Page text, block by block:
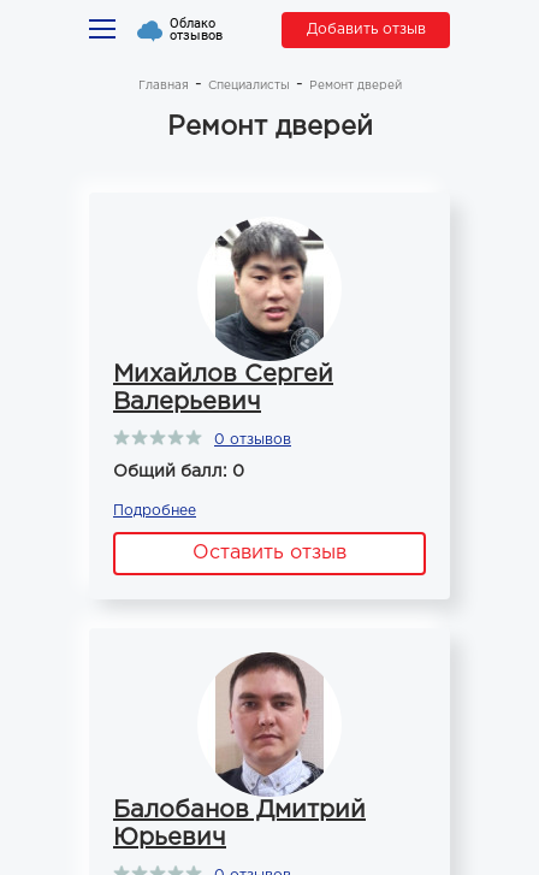
Облако
отзывов Добавить отзыв
Главная Специалисты Ремонт дверей
Ремонт дверей
Михайлов Сергей
Валерьевич
0 отзывов
Общий балл: 0
Подробнее
Оставить отзыв
Балобанов Дмитрий
Юрьевич